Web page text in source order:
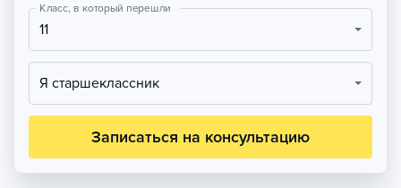
Класс, в который перешли
11
Я старшеклассник
Записаться на консультацию